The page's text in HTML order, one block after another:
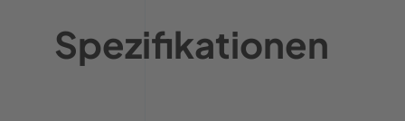
Spezifikationen